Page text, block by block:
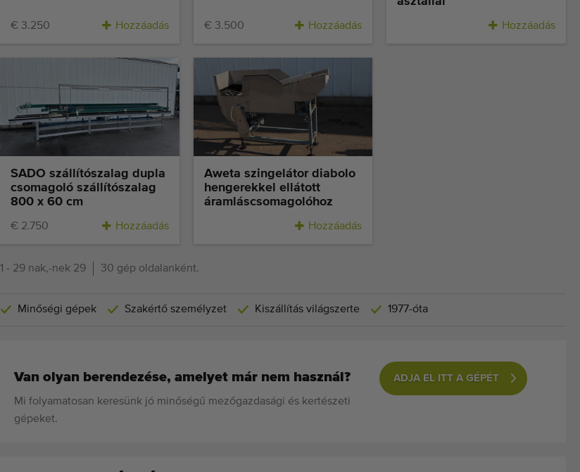
€ 3.250 Hozzáadás € 3.500 Hozzáadás Hozzáadás
SADO szállítószalag dupla
csomagoló szállítószalag
800 x 60 cm
€ 2.750 Hozzáadás
Aweta szingelátor diabolo
hengerekkel ellátott
áramláscsomagolóhoz
Hozzáadás
1 - 29 nak,-nek 29 30 gép oldalanként.
Minőségi gépek Szakértő személyzet Kiszállítás világszerte 1977-óta
Van olyan berendezése, amelyet már nem használ?
Mi folyamatosan keresünk jó minőségű mezőgazdasági és kertészeti
gépeket.
ADJA EL ITT A GÉPÉT